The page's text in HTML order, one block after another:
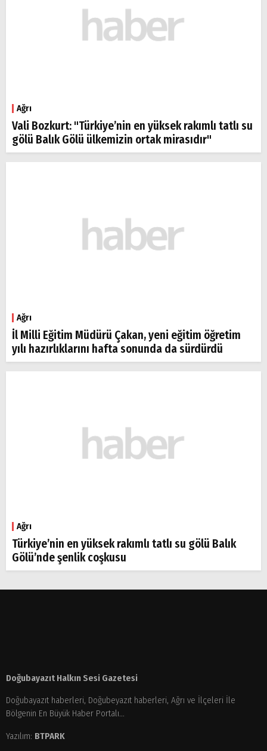
Ağrı
Vali Bozkurt: "Türkiye’nin en yüksek rakımlı tatlı su
gölü Balık Gölü ülkemizin ortak mirasıdır"
Ağrı
İl Milli Eğitim Müdürü Çakan, yeni eğitim öğretim
yılı hazırlıklarını hafta sonunda da sürdürdü
Ağrı
Türkiye’nin en yüksek rakımlı tatlı su gölü Balık
Gölü’nde şenlik coşkusu
Doğubayazıt Halkın Sesi Gazetesi
Doğubayazıt haberleri, Doğubeyazıt haberleri, Ağrı ve İlçeleri İle
Bölgenin En Büyük Haber Portalı...
Yazılım: BTPARK